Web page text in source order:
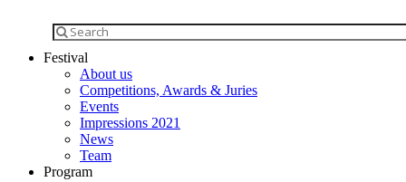
Festival
About us
Competitions, Awards & Juries
Events
Impressions 2021
News
Team
Program